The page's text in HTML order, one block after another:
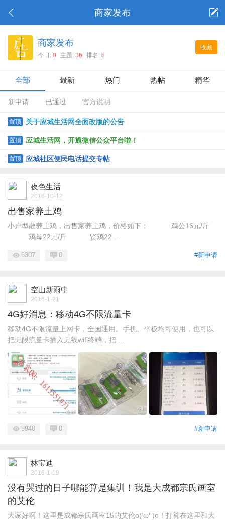
商家发布
收藏
商家发布
今日: 0 主题: 36 排名: 8
全部 最新 热门 热帖 精华
新申请 已通过 官方说明
置顶 关于应城生活网全面改版的公告
置顶 应城生活网，开通微信公众平台啦！
置顶 应城社区便民电话提交专帖
夜色生活
2016-10-12
出售家养土鸡
小户型散养土鸡，出售家养土鸡，价格如下： 鸡公16元/斤
鸡母22元/斤 贤鸡22 ...
#新申请
6307 0
空山新雨中
2016-1-21
4G好消息：移动4G不限流量卡
移动4G不限流量上网卡，全国通用。手机、平板均可使用，也可以
把无限流量卡插入无线wifi终端，把 ...
#新申请
5940 0
林宝迪
2016-1-19
没有哭过的日子哪能算是集训！我是大成都宗氏画室
的艾伦
大家好啊！这里是成都宗氏画室15的艾伦o(‘ω′ )o！打算在这里和大